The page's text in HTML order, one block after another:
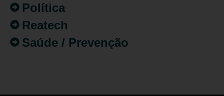
Política
Reatech
Saúde / Prevenção